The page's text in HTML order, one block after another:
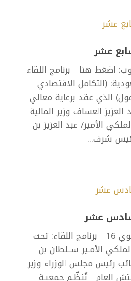
عشر
اضغط هنا برنامج اللقاء
(التكامل الاقتصادي
الذي عقد برعاية معالي
العزيز العساف وزير المالية
الأمير/ عبد العزيز بن
شرف...
عشر
أوراق عمل اللقاء السنوي 16 برنامج اللقاء: تحت
الأمـير ســلطان بن
رئيس مجلس الوزراء وزير
العام تُنظِّـم جمعيـة